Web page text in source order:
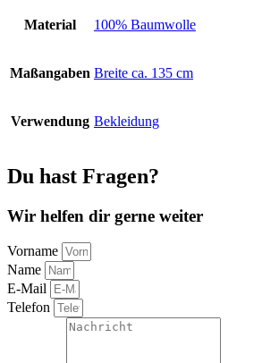
Material 100% Baumwolle
Maßangaben Breite ca. 135 cm
Verwendung Bekleidung
Du hast Fragen?
Wir helfen dir gerne weiter
Vorname
Name
E-Mail
Telefon